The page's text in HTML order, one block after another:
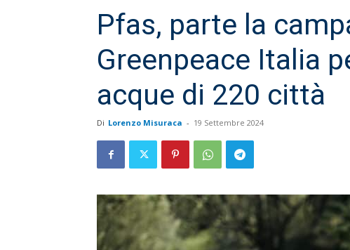
Pfas, parte la
Greenpeace Italia
acque di 220 città
Di Lorenzo Misuraca - 19 Settembre 2024